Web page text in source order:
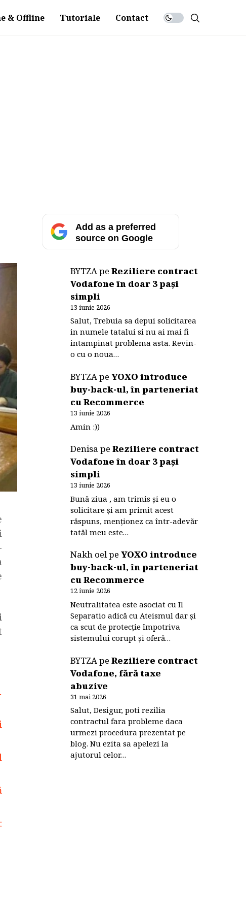
& Offline Tutoriale Contact
Add as a preferred
source on Google
BYTZApeReziliere contract
Vodafone în doar 3 pași
simpli
13 iunie 2026
Salut, Trebuia sa depui solicitarea
in numele tatalui si nu ai mai fi
intampinat problema asta. Revin-
o cu o noua…
BYTZApeYOXO introduce
buy-back-ul, în parteneriat
cu Recommerce
13 iunie 2026
Amin :))
DenisapeReziliere contract
Vodafone în doar 3 pași
simpli
13 iunie 2026
Bună ziua , am trimis și eu o
solicitare și am primit acest
răspuns, menționez ca într-adevăr
tatăl meu este…
Nakh oelpeYOXO introduce
buy-back-ul, în parteneriat
cu Recommerce
12 iunie 2026
Neutralitatea este asociat cu Il
Separatio adică cu Ateismul dar și
ca scut de protecție împotriva
sistemului corupt și oferă…
BYTZApeReziliere contract
Vodafone, fără taxe
abuzive
31 mai 2026
Salut, Desigur, poti rezilia
contractul fara probleme daca
urmezi procedura prezentat pe
blog. Nu ezita sa apelezi la
ajutorul celor…